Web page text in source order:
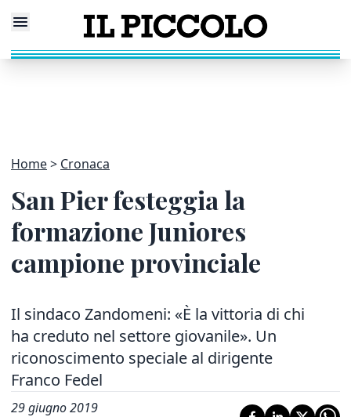
Home Cronaca
San Pier festeggia la
formazione Juniores
campione provinciale
Il sindaco Zandomeni: «È la vittoria di chi
ha creduto nel settore giovanile». Un
riconoscimento speciale al dirigente
Franco Fedel
29 giugno 2019